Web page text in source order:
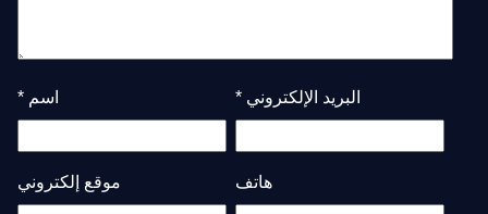
اسم * البريد الإلكتروني *
موقع إلكتروني هاتف